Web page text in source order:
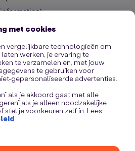
information).
met cookies
vergelijkbare technologieën om
werken, je ervaring te
te verzamelen en, met jouw
te gebruiken voor
gepersonaliseerde advertenties.
als je akkoord gaat met alle
als je alleen noodzakelijke
je voorkeuren zelf in. Lees